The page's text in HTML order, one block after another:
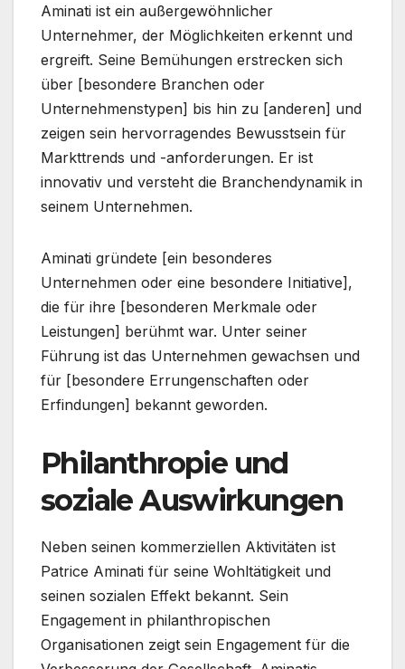
Aminati ist ein außergewöhnlicher
Unternehmer, der Möglichkeiten erkennt und
ergreift. Seine Bemühungen erstrecken sich
über [besondere Branchen oder
Unternehmenstypen] bis hin zu [anderen] und
zeigen sein hervorragendes Bewusstsein für
Markttrends und -anforderungen. Er ist
innovativ und versteht die Branchendynamik in
seinem Unternehmen.
Aminati gründete [ein besonderes
Unternehmen oder eine besondere Initiative],
die für ihre [besonderen Merkmale oder
Leistungen] berühmt war. Unter seiner
Führung ist das Unternehmen gewachsen und
für [besondere Errungenschaften oder
Erfindungen] bekannt geworden.
Philanthropie und
soziale Auswirkungen
Neben seinen kommerziellen Aktivitäten ist
Patrice Aminati für seine Wohltätigkeit und
seinen sozialen Effekt bekannt. Sein
Engagement in philanthropischen
Organisationen zeigt sein Engagement für die